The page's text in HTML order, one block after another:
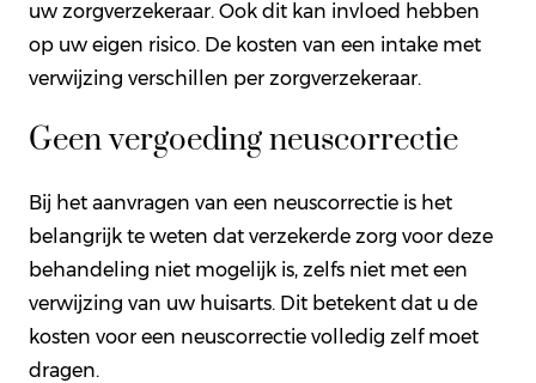
uw zorgverzekeraar. Ook dit kan invloed hebben
op uw eigen risico. De kosten van een intake met
verwijzing verschillen per zorgverzekeraar.
Geen vergoeding neuscorrectie
Bij het aanvragen van een neuscorrectie is het
belangrijk te weten dat verzekerde zorg voor deze
behandeling niet mogelijk is, zelfs niet met een
verwijzing van uw huisarts. Dit betekent dat u de
kosten voor een neuscorrectie volledig zelf moet
dragen.